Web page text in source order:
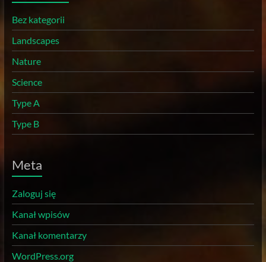
Bez kategorii
Landscapes
Nature
Science
Type A
Type B
Meta
Zaloguj się
Kanał wpisów
Kanał komentarzy
WordPress.org